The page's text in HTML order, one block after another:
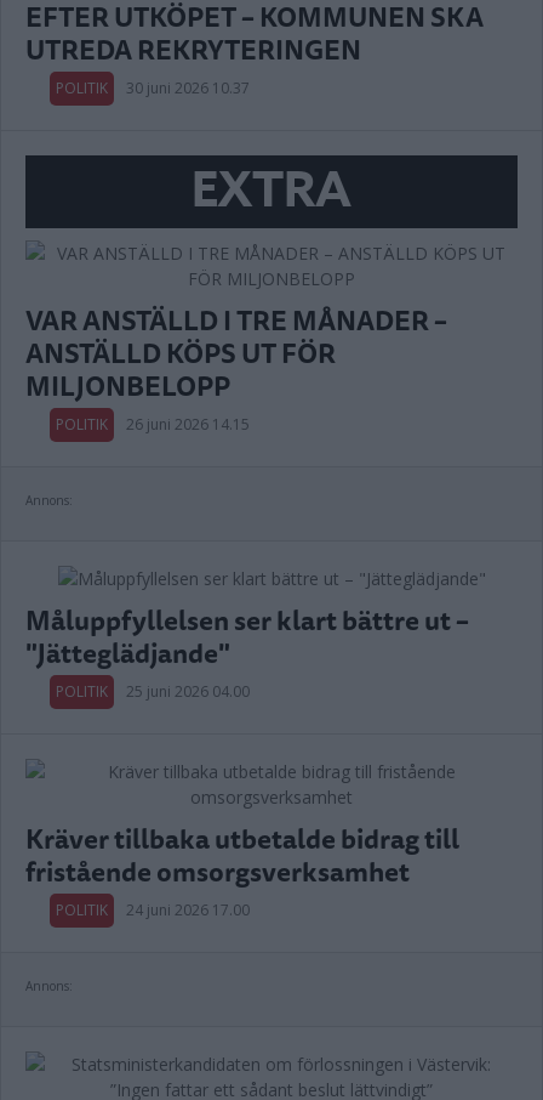
EFTER UTKÖPET – KOMMUNEN SKA
UTREDA REKRYTERINGEN
POLITIK 30 juni 2026 10.37
EXTRA
VAR ANSTÄLLD I TRE MÅNADER –
ANSTÄLLD KÖPS UT FÖR
MILJONBELOPP
POLITIK 26 juni 2026 14.15
Annons:
Måluppfyllelsen ser klart bättre ut –
"Jätteglädjande"
POLITIK 25 juni 2026 04.00
Kräver tillbaka utbetalde bidrag till
fristående omsorgsverksamhet
POLITIK 24 juni 2026 17.00
Annons: